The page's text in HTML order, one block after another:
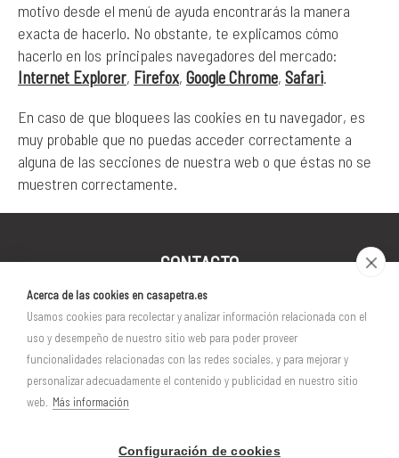
Acerca de las cookies en casapetra.es
Usamos cookies para recolectar y analizar información relacionada con el
uso y desempeño de nuestro sitio web para poder proveer
funcionalidades relacionadas con las redes sociales, y para mejorar y
personalizar adecuadamente el contenido y publicidad en nuestro sitio
web.
Más información
Configuración de cookies
motivo desde el menú de ayuda encontrarás la manera
exacta de hacerlo. No obstante, te explicamos cómo
hacerlo en los principales navegadores del mercado:
Internet Explorer, Firefox, Google Chrome, Safari.
En caso de que bloquees las cookies en tu navegador, es
muy probable que no puedas acceder correctamente a
alguna de las secciones de nuestra web o que éstas no se
muestren correctamente.
CONTACTO
CASA PETRA Landetxea
Santa Águeda nº14 - 31195 Aizoáin (Navarra)
630.023.934 (Xabier)
info@casapetra.es